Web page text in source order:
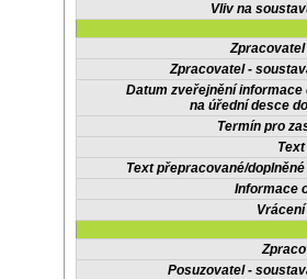
Vliv na
Zpracovatel -
Datum zveřejnění informace
na úřední desce
Termín pro
Text přepracované/
Informace
Posuzovatel -